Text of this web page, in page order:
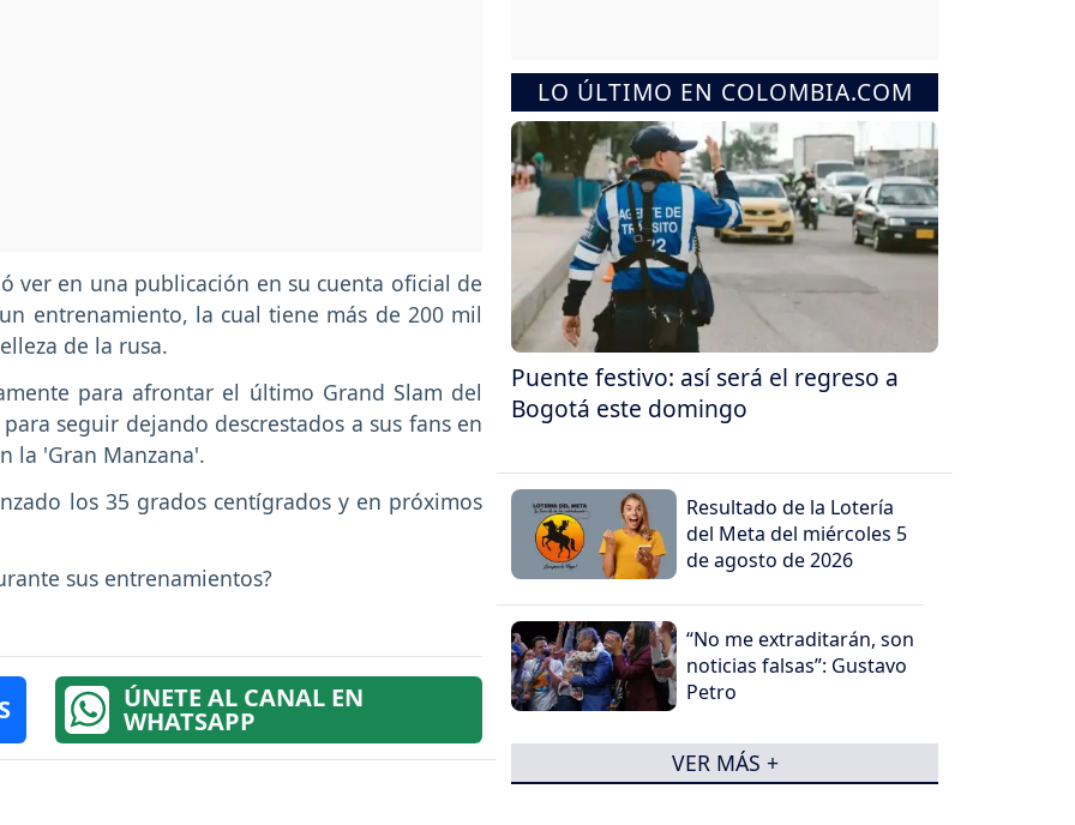
ver en una publicación en su cuenta oficial de
entrenamiento, la cual tiene más de 200 mil
de la rusa.
para afrontar el último Grand Slam del
seguir dejando descrestados a sus fans en
la 'Gran Manzana'.
los 35 grados centígrados y en próximos
sus entrenamientos?
ÚNETE AL CANAL EN
WHATSAPP
LO ÚLTIMO EN COLOMBIA.COM
Puente festivo: así será el regreso a
Bogotá este domingo
Resultado de la Lotería
del Meta del miércoles 5
de agosto de 2026
“No me extraditarán, son
noticias falsas”: Gustavo
Petro
VER MÁS +